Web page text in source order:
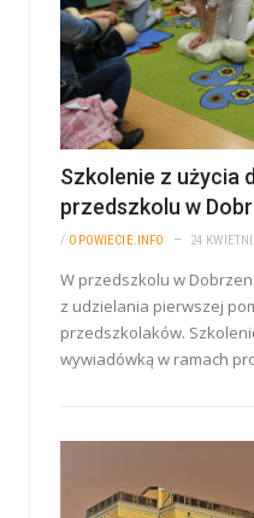
Szkolenie z użycia
przedszkolu w
/ OPOWIECIE.INFO 24
W przedszkolu w
z udzielania pierwszej
przedszkolaków.
wywiadówką w ramach